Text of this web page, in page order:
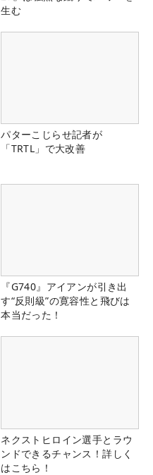
生む
パターこじらせ記者が
「TRTL」で大改善
『G740』アイアンが引き出
す“反則級”の寛容性と飛びは
本当だった！
ネクストヒロイン選手とラウ
ンドできるチャンス！詳しく
はこちら！